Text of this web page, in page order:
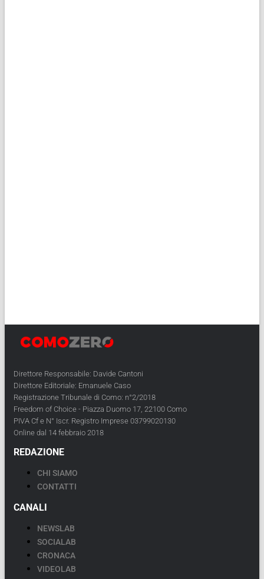
Direttore Responsabile: Davide Cantoni
Direttore Editoriale: Emanuele Caso
Registrazione Tribunale di Como: n°2/2018
Freedom of Choice - Piazza Duomo 17, 22100 Como
PIVA Cf e N° Iscr. Registro Imprese 03799020130
Online dal 14 febbraio 2018
REDAZIONE
CHI SIAMO
CONTATTI
CANALI
NEWSLAB
SOCIALAB
CRONACA
VIDEOLAB